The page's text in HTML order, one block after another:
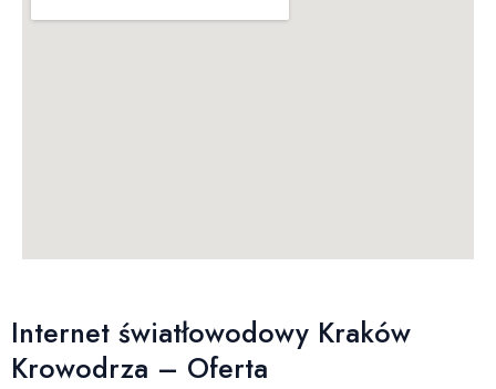
Internet światłowodowy Kraków
Krowodrza – Oferta